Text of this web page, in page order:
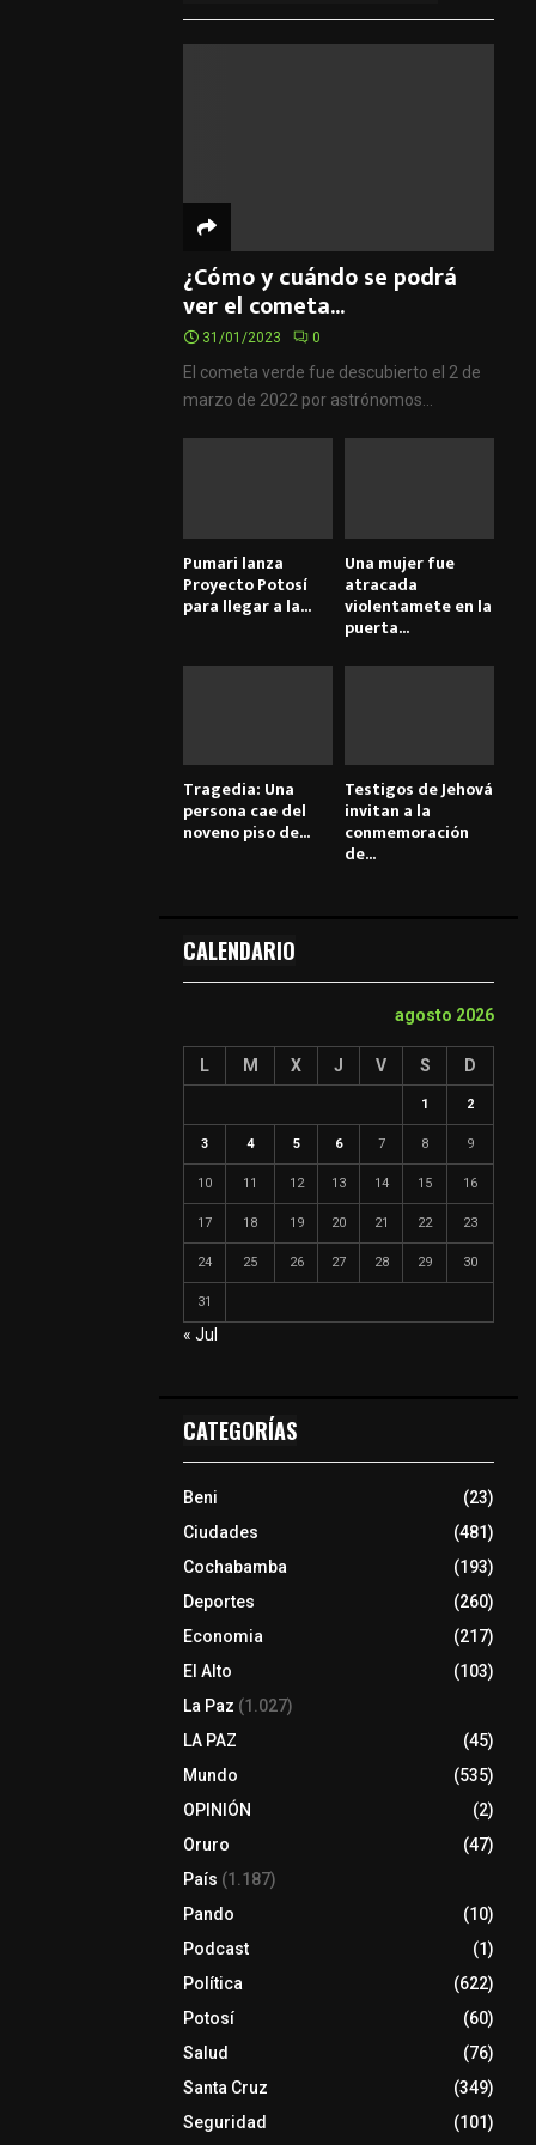
¿Cómo y cuándo se podrá
ver el cometa...
31/01/2023 0
El cometa verde fue descubierto el 2 de
marzo de 2022 por astrónomos...
Pumari lanza
Proyecto Potosí
para llegar a la...
Una mujer fue
atracada
violentamete en la
puerta...
Tragedia: Una
persona cae del
noveno piso de...
Testigos de Jehová
invitan a la
conmemoración
de...
CALENDARIO
agosto 2026
L M X J V S D
1 2
3 4 5 6 7 8 9
10 11 12 13 14 15 16
17 18 19 20 21 22 23
24 25 26 27 28 29 30
31
« Jul
CATEGORÍAS
Beni
(23)
Ciudades
(481)
Cochabamba
(193)
Deportes
(260)
Economia
(217)
El Alto
(103)
La Paz (1.027)
LA PAZ
(45)
Mundo
(535)
OPINIÓN
(2)
Oruro
(47)
País (1.187)
Pando
(10)
Podcast
(1)
Política
(622)
Potosí
(60)
Salud
(76)
Santa Cruz
(349)
Seguridad
(101)